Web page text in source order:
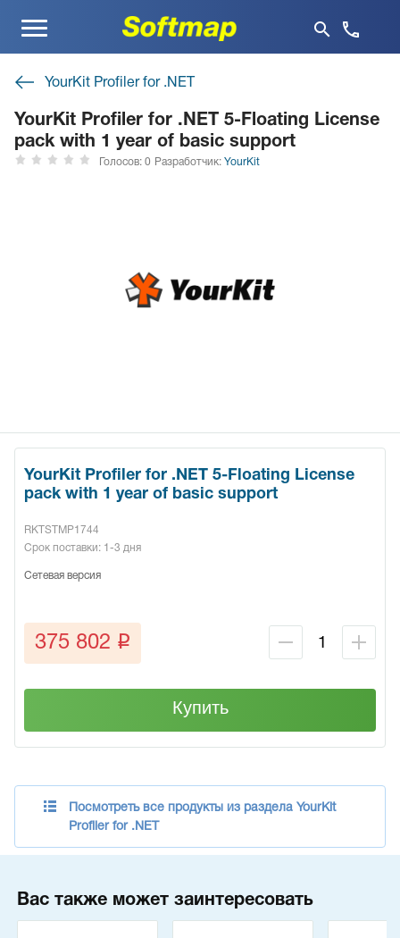
Меню
YourKit Profiler for .NET
YourKit Profiler for .NET 5-Floating License
pack with 1 year of basic support
Голосов: 0 Разработчик: YourKit
YourKit Profiler for .NET 5-Floating License
pack with 1 year of basic support
RKTSTMP1744
Срок поставки: 1-3 дня
Сетевая версия
375 802 q
Купить
Посмотреть все продукты из раздела YourKit
Profiler for .NET
Вас также может заинтересовать